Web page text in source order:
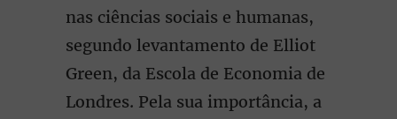
nas ciências sociais e humanas,
segundo levantamento de Elliot
Green, da Escola de Economia de
Londres. Pela sua importância, a